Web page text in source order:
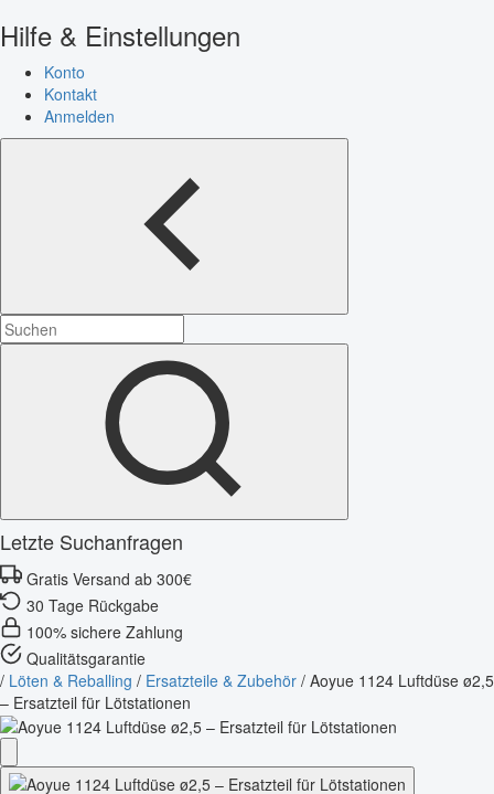
Hilfe & Einstellungen
Konto
Kontakt
Anmelden
Letzte Suchanfragen
Gratis Versand ab 300€
30 Tage Rückgabe
100% sichere Zahlung
Qualitätsgarantie
/ Löten & Reballing / Ersatzteile & Zubehör / Aoyue 1124 Luftdüse ø2,5
– Ersatzteil für Lötstationen